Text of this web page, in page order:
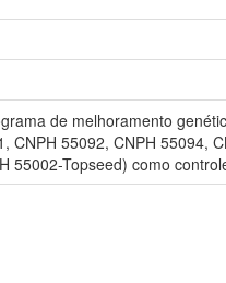
de melhoramento
55092, CNPH 55094,
55002-Topseed) como